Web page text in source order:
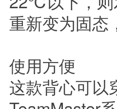
重新变为固态
使用方便
这款背心可以